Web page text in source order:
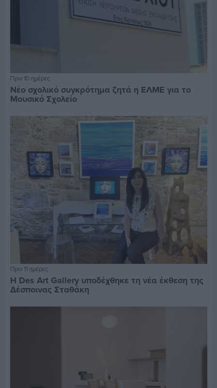
Πριν 10 ημέρες
Νέο σχολικό συγκρότημα ζητά η ΕΛΜΕ για το
Μουσικό Σχολείο
Πριν 11 ημέρες
Η Des Art Gallery υποδέχθηκε τη νέα έκθεση της
Δέσποινας Σταθάκη